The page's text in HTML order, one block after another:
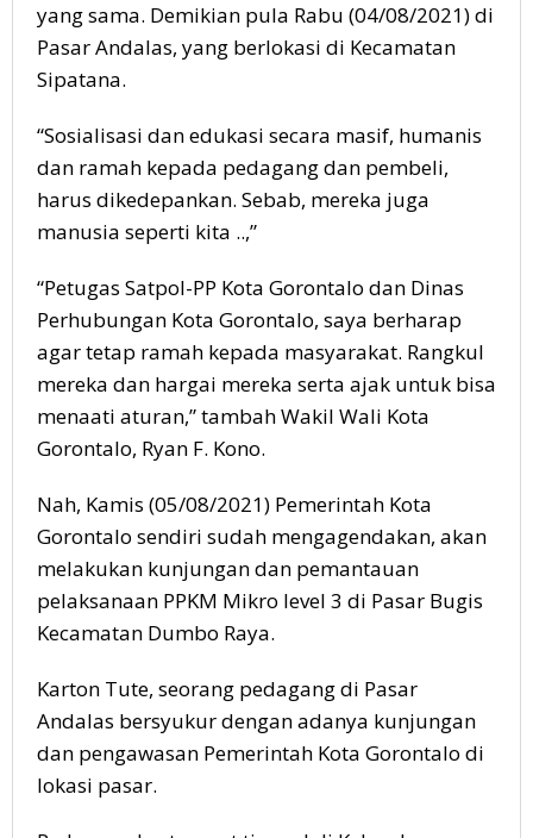
yang sama. Demikian pula Rabu (04/08/2021) di
Pasar Andalas, yang berlokasi di Kecamatan
Sipatana.
“Sosialisasi dan edukasi secara masif, humanis
dan ramah kepada pedagang dan pembeli,
harus dikedepankan. Sebab, mereka juga
manusia seperti kita ..,”
“Petugas Satpol-PP Kota Gorontalo dan Dinas
Perhubungan Kota Gorontalo, saya berharap
agar tetap ramah kepada masyarakat. Rangkul
mereka dan hargai mereka serta ajak untuk bisa
menaati aturan,” tambah Wakil Wali Kota
Gorontalo, Ryan F. Kono.
Nah, Kamis (05/08/2021) Pemerintah Kota
Gorontalo sendiri sudah mengagendakan, akan
melakukan kunjungan dan pemantauan
pelaksanaan PPKM Mikro level 3 di Pasar Bugis
Kecamatan Dumbo Raya.
Karton Tute, seorang pedagang di Pasar
Andalas bersyukur dengan adanya kunjungan
dan pengawasan Pemerintah Kota Gorontalo di
lokasi pasar.